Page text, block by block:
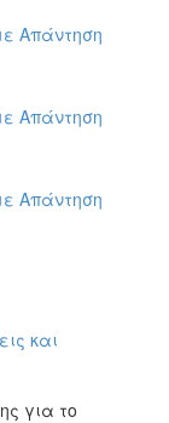
Απάντηση
Απάντηση
Απάντηση
και
για το